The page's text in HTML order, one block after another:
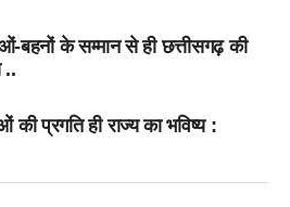
बहनों के सम्मान से ही छत्तीसगढ़ की
..
प्रगति ही राज्य का भविष्य :